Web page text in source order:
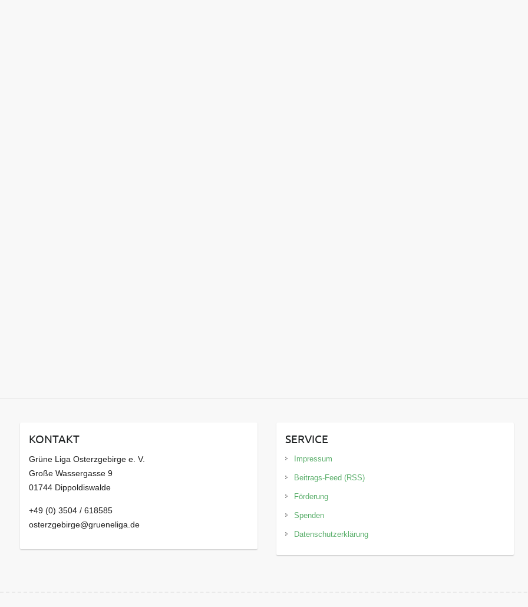
KONTAKT
Grüne Liga Osterzgebirge e. V.
Große Wassergasse 9
01744 Dippoldiswalde
+49 (0) 3504 / 618585
osterzgebirge@grueneliga.de
SERVICE
Impressum
Beitrags-Feed (RSS)
Förderung
Spenden
Datenschutzerklärung